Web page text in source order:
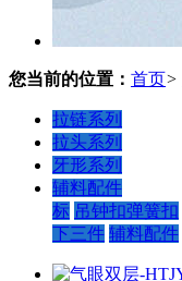
您当前的位置： 首页>
拉链系列
拉头系列
牙形系列
辅料配件
标 吊钟扣弹簧扣
下三件 辅料配件